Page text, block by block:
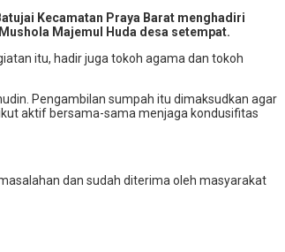
Kecamatan Praya Barat menghadiri
Majemul Huda desa setempat.
itu, hadir juga tokoh agama dan tokoh
Pengambilan sumpah itu dimaksudkan agar
aktif bersama-sama menjaga kondusifitas
dan sudah diterima oleh masyarakat